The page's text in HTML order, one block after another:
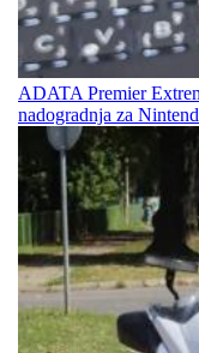
ADATA Premier
nadogradnja za